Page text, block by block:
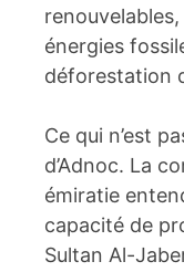
énergies
déforestation
Ce qui n’est
d’Adnoc. La
émiratie
capacité de
Sultan Al-